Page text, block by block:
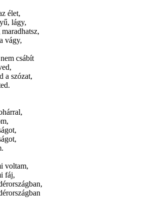
élet,
lágy,
vágy,
csábít
a szózat,
voltam,
fáj,